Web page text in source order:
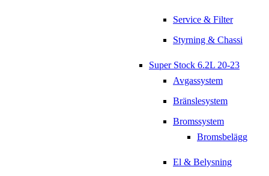
Service & Filter
Styrning & Chassi
Super Stock 6.2L 20-23
Avgassystem
Bränslesystem
Bromssystem
Bromsbelägg
El & Belysning